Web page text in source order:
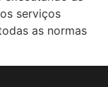
serviços
as normas